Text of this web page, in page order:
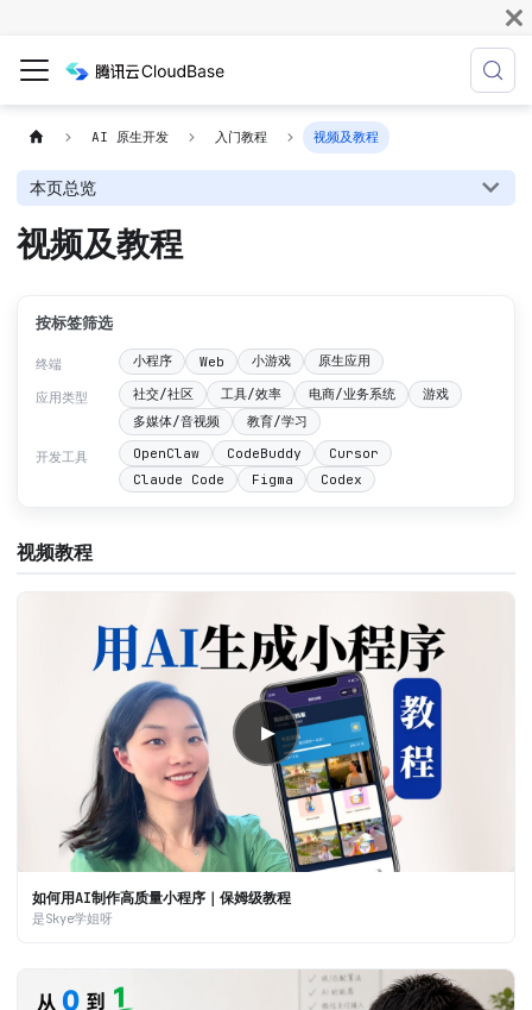
AI 原生开发 入门教程 视频及教程
本页总览
视频及教程
按标签筛选
终端 小程序 Web 小游戏 原生应用
应用类型 社交/社区 工具/效率 电商/业务系统
游戏
多媒体/音视频
教育/学习
开发工具 OpenClaw CodeBuddy
Cursor
Claude Code
Figma Codex
视频教程
▶
如何用AI制作高质量小程序｜保姆级教程
是Skye学姐呀